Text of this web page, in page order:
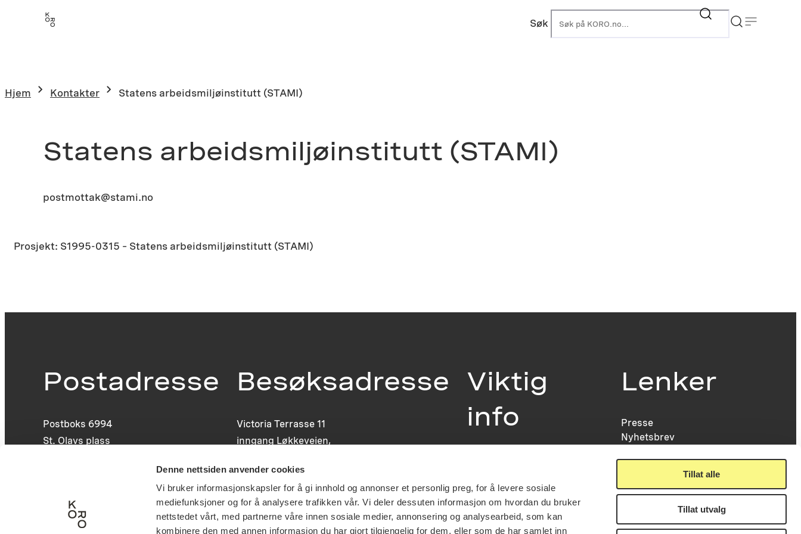
Denne nettsiden anvender cookies
Vi bruker informasjonskapsler for å gi innhold og annonser et personlig preg, for å levere sosiale
mediefunksjoner og for å analysere trafikken vår. Vi deler dessuten informasjon om hvordan du bruker
nettstedet vårt, med partnerne våre innen sosiale medier, annonsering og analysearbeid, som kan
kombinere den med annen informasjon du har gjort tilgjengelig for dem, eller som de har samlet inn
Tillat alle
Tillat utvalg
Søk
Hjem Kontakter Statens arbeidsmiljøinstitutt (STAMI)
Statens arbeidsmiljøinstitutt (STAMI)
postmottak@stami.no
Prosjekt: S1995-0315 – Statens arbeidsmiljøinstitutt (STAMI)
Postadresse
Postboks 6994
St. Olavs plass
22 99 11 99
Besøksadresse
Victoria Terrasse 11
inngang Løkkeveien,
Viktig
info
Om opphavsrett
Dokumentasjonsskjema
Last ned logo
Lenker
Presse
Nyhetsbrev
Oppdragsportalen
Tilgjengelighetserklæring